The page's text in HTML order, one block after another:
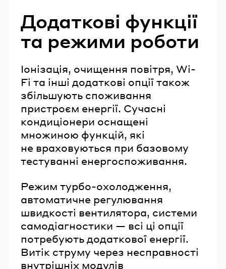
Додаткові функції
та режими роботи
Іонізація, очищення повітря, Wi-
Fi та інші додаткові опції також
збільшують споживання
пристроєм енергії. Сучасні
кондиціонери оснащені
множиною функцій, які
не враховуються при базовому
тестуванні енергоспоживання.
Режим турбо-охолодження,
автоматичне регулювання
швидкості вентилятора, системи
самодіагностики — всі ці опції
потребують додаткової енергії.
Витік струму через несправності
внутрішніх модулів